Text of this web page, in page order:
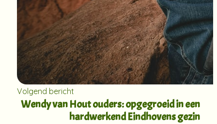
Volgend bericht
Wendy van Hout ouders: opgegroeid in een
hardwerkend Eindhovens gezin